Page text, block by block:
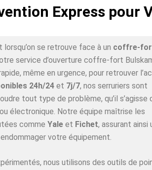
Express pour
se retrouve face à un coffre-
service d’ouverture coffre-fort
même en urgence, pour retrouver
24h/24 et 7j/7, nos serruriers sont
tout type de problème, qu’il s’agisse
ou électronique. Notre équipe maîtrise les
comme Yaleet Fichet, assurant ainsi
votre équipement.
nous utilisons des outils de